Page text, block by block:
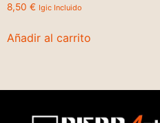
8,50 € Igic Incluido
Añadir al carrito